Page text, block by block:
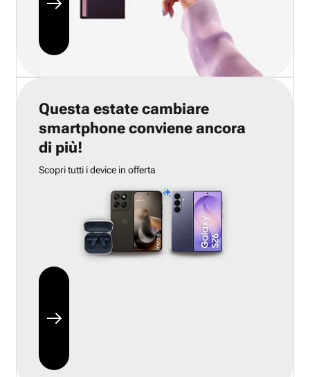
Questa estate cambiare
smartphone conviene ancora
di più!
Scopri tutti i device in offerta